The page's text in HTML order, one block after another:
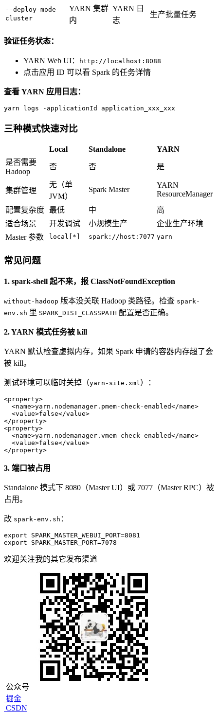
--deploy-mode
cluster
YARN 集群
内
YARN 日
志
生产批量任务
验证任务状态：
YARN Web UI： http://localhost:8088
点击应用 ID 可以看 Spark 的任务详情
查看 YARN 应用日志：
yarn logs -applicationId application_xxx_xxx
三种模式快速对比
Local Standalone
YARN
是否需要
Hadoop
否 否 是
集群管理
无（单
JVM）
Spark Master
YARN
ResourceManager
配置复杂度 最低 中
高
适合场景
开发调试 小规模生产
企业生产环境
Master 参数
local[*] spark://host:7077 yarn
常见问题
1. spark-shell 起不来，报 ClassNotFoundException
without-hadoop 版本没关联 Hadoop 类路径。检查 spark-
env.sh 里 SPARK_DIST_CLASSPATH 配置是否正确。
2. YARN 模式任务被 kill
YARN 默认检查虚拟内存，如果 Spark 申请的容器内存超了会
被 kill。
测试环境可以临时关掉（yarn-site.xml）：
<property>
<name>yarn.nodemanager.pmem-check-enabled</name>
<value>false</value>
</property>
<property>
<name>yarn.nodemanager.vmem-check-enabled</name>
<value>false</value>
</property>
3. 端口被占用
Standalone 模式下 8080（Master UI）或 7077（Master RPC）被
占用。
改 spark-env.sh ：
export SPARK_MASTER_WEBUI_PORT=8081
export SPARK_MASTER_PORT=7078
欢迎关注我的其它发布渠道
公众号
掘金
CSDN